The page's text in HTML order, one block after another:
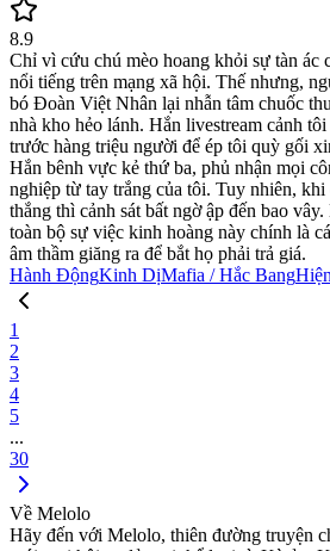
8.9
Chỉ vì cứu chú mèo hoang khỏi sự tàn ác
nổi tiếng trên mạng xã hội. Thế nhưng,
bó Đoàn Việt Nhân lại nhẫn tâm chuốc
nhà kho hẻo lánh. Hắn livestream cảnh
trước hàng triệu người để ép tôi quỳ gối
Hắn bênh vực kẻ thứ ba, phủ nhận mọi
nghiệp từ tay trắng của tôi. Tuy nhiên,
thắng thì cảnh sát bất ngờ ập đến bao
toàn bộ sự việc kinh hoàng này chính là
âm thầm giăng ra để bắt họ phải trả giá.
Hành ĐộngKinh DịMafia / Hắc Bang
1
2
3
4
5
...
30
Về Melolo
Hãy đến với Melolo, thiên đường truyện